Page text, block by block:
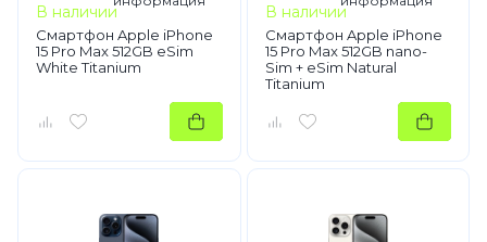
В наличии
Смартфон Apple iPhone
15 Pro Max 512GB eSim
White Titanium
В наличии
Смартфон Apple iPhone
15 Pro Max 512GB nano-
Sim + eSim Natural
Titanium